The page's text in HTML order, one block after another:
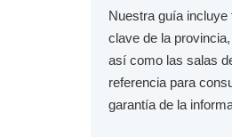
Nuestra guía
clave de la
así como las salas
referencia para
garantía de la